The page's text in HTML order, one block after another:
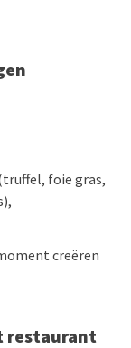
foie gras,
creëren
restaurant